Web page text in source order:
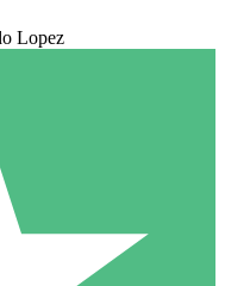
Lopez